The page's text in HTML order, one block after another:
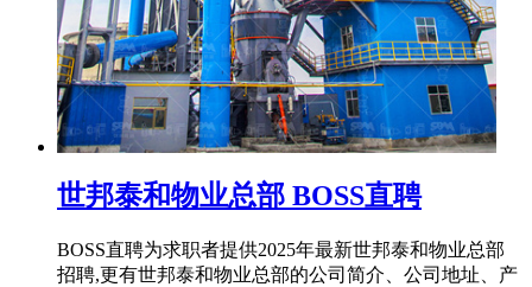
世邦泰和物业总部 BOSS直聘
BOSS直聘为求职者提供2025年最新世邦泰和物业总部
招聘,更有世邦泰和物业总部的公司简介、公司地址、产